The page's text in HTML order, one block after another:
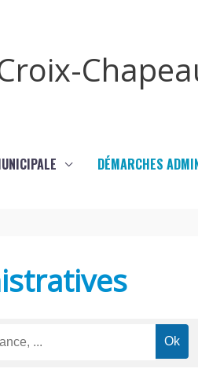
DÉMARCHES